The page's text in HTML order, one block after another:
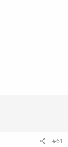
#61